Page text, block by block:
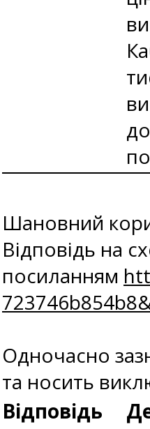
Шановний
Відповідь на
посиланням
Одночасно
та носить
Відповідь